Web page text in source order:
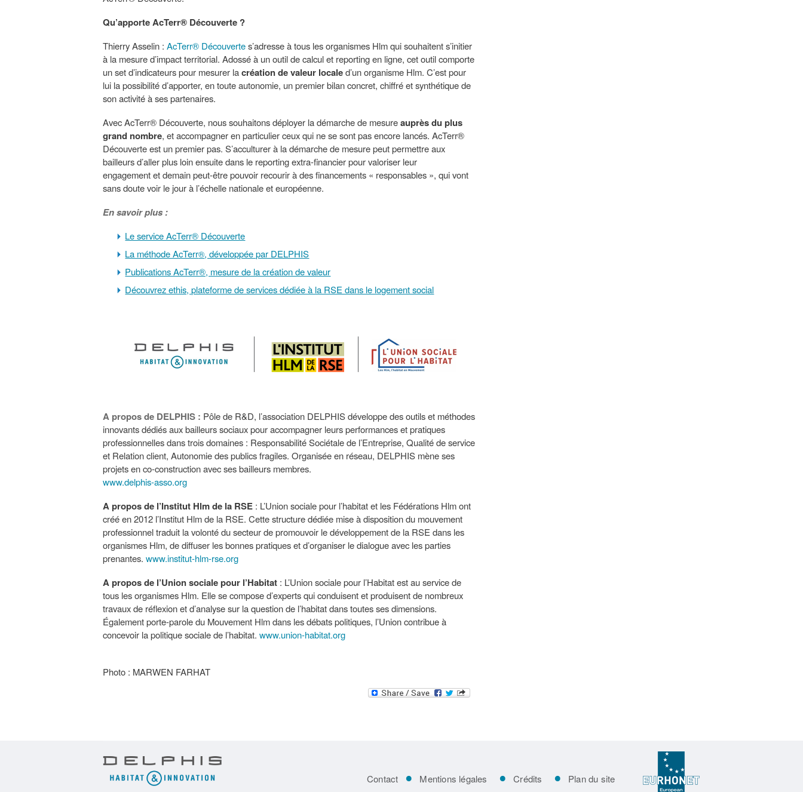
Qu’apporte AcTerr® Découverte ?
Thierry Asselin : AcTerr® Découvertes’adresse à tous les organismes Hlm qui souhaitent s’initier
à la mesure d’impact territorial. Adossé à un outil de calcul et reporting en ligne, cet outil comporte
un set d’indicateurs pour mesurer lacréation de valeur localed’un organisme Hlm. C’est pour
lui la possibilité d’apporter, en toute autonomie, un premier bilan concret, chiffré et synthétique de
son activité à ses partenaires.
Avec AcTerr® Découverte, nous souhaitons déployer la démarche de mesureauprès du plus
grand nombre, et accompagner en particulier ceux qui ne se sont pas encore lancés. AcTerr®
Découverte est un premier pas. S’acculturer à la démarche de mesure peut permettre aux
bailleurs d’aller plus loin ensuite dans le reporting extra-financier pour valoriser leur
engagement et demain peut-être pouvoir recourir à des financements « responsables », qui vont
sans doute voir le jour à l’échelle nationale et européenne.
En savoir plus :
Le service AcTerr® Découverte
La méthode AcTerr®, développée par DELPHIS
Publications AcTerr®, mesure de la création de valeur
Découvrez ethis, plateforme de services dédiée à la RSE dans le logement social
A propos de DELPHIS : Pôle de R&D, l’association DELPHIS développe des outils et méthodes
innovants dédiés aux bailleurs sociaux pour accompagner leurs performances et pratiques
professionnelles dans trois domaines : Responsabilité Sociétale de l’Entreprise, Qualité de service
et Relation client, Autonomie des publics fragiles. Organisée en réseau, DELPHIS mène ses
projets en co-construction avec ses bailleurs membres.
www.delphis-asso.org
A propos de l’Institut Hlm de la RSE : L’Union sociale pour l’habitat et les Fédérations Hlm ont
créé en 2012 l’Institut Hlm de la RSE. Cette structure dédiée mise à disposition du mouvement
professionnel traduit la volonté du secteur de promouvoir le développement de la RSE dans les
organismes Hlm, de diffuser les bonnes pratiques et d’organiser le dialogue avec les parties
prenantes. www.institut-hlm-rse.org
A propos de l’Union sociale pour l’Habitat : L’Union sociale pour l’Habitat est au service de
tous les organismes Hlm. Elle se compose d’experts qui conduisent et produisent de nombreux
travaux de réflexion et d’analyse sur la question de l’habitat dans toutes ses dimensions.
Également porte-parole du Mouvement Hlm dans les débats politiques, l’Union contribue à
concevoir la politique sociale de l’habitat. www.union-habitat.org
Photo : MARWEN FARHAT
Plan du site
Crédits
Mentions légales
Contact